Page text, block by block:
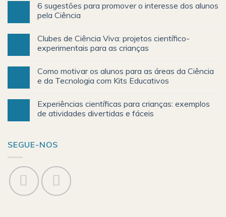
6 sugestões para promover o interesse dos alunos
pela Ciência
Clubes de Ciência Viva: projetos científico-
experimentais para as crianças
Como motivar os alunos para as áreas da Ciência
e da Tecnologia com Kits Educativos
Experiências científicas para crianças: exemplos
de atividades divertidas e fáceis
SEGUE-NOS